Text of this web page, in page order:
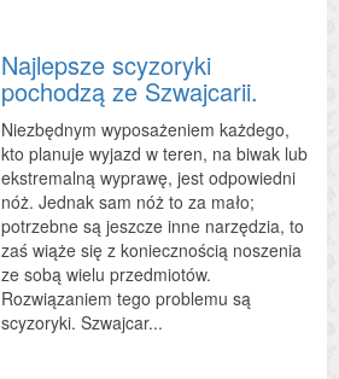
Najlepsze scyzoryki
pochodzą ze Szwajcarii.
Niezbędnym wyposażeniem każdego,
kto planuje wyjazd w teren, na biwak lub
ekstremalną wyprawę, jest odpowiedni
nóż. Jednak sam nóż to za mało;
potrzebne są jeszcze inne narzędzia, to
zaś wiąże się z koniecznością noszenia
ze sobą wielu przedmiotów.
Rozwiązaniem tego problemu są
scyzoryki. Szwajcar...